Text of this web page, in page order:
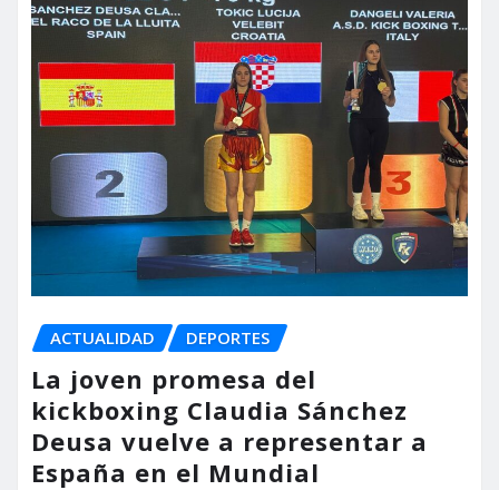
ACTUALIDAD DEPORTES
La joven promesa del
kickboxing Claudia Sánchez
Deusa vuelve a representar a
España en el Mundial